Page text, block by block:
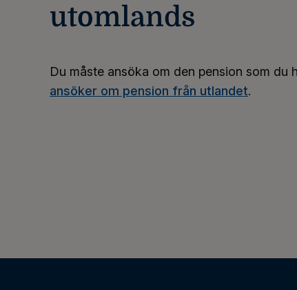
utomlands
Du måste ansöka om den pension som du
ansöker om pension från utlandet.